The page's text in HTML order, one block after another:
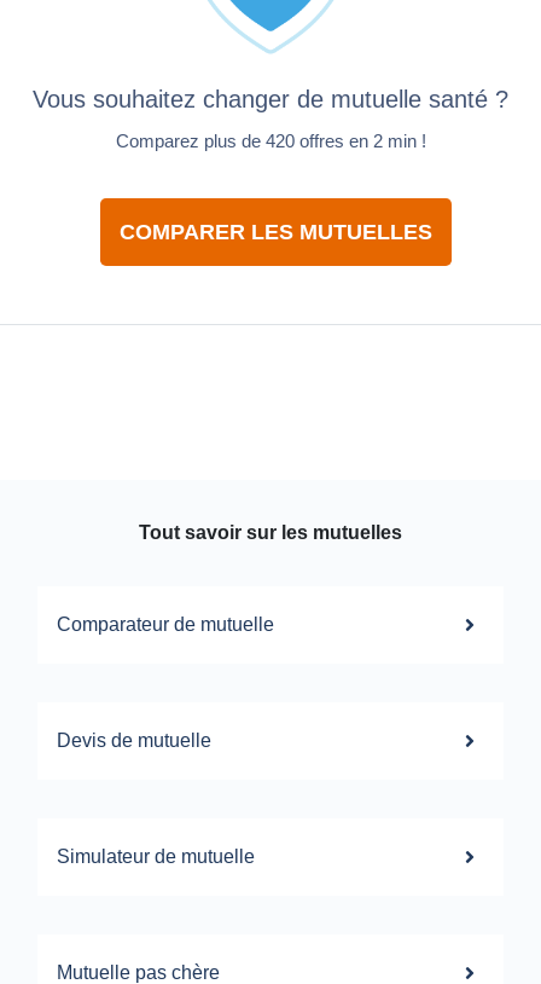
Vous souhaitez changer de mutuelle santé ?
Comparez plus de 420 offres en 2 min !
COMPARER LES MUTUELLES
Tout savoir sur les mutuelles
Comparateur de mutuelle
Devis de mutuelle
Simulateur de mutuelle
Mutuelle pas chère